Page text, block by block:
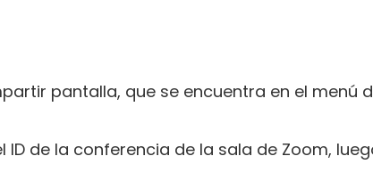
pantalla, que se encuentra en el menú
de la conferencia de la sala de Zoom,